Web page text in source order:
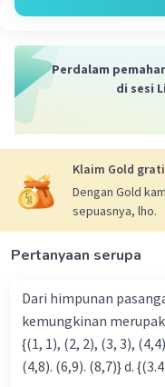
Perdalam
di sesi
Klaim Gold
Dengan Gold
sepuasnya, lho.
Pertanyaan serupa
Dari himpunan
kemungkinan merupakan ko- respondensi
{(1, 1), (2, 2), (3, 3), (4,4)} b. {(1, 2), (2, 3), (3, 4). (4,5)} c.
(4,8).